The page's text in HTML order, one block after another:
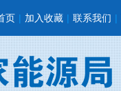
页 | 加入收藏 | 联系我们 |